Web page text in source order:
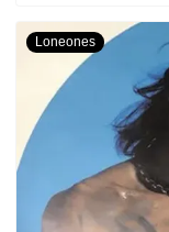
Loneones